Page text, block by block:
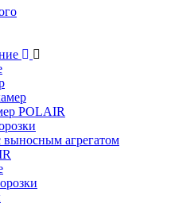
POLAIR
выносным агрегатом